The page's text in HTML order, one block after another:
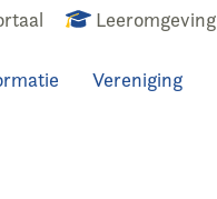
Leeromgeving
Vereniging